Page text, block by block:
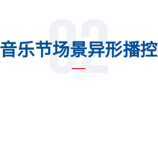
音乐节场景异形播控
02